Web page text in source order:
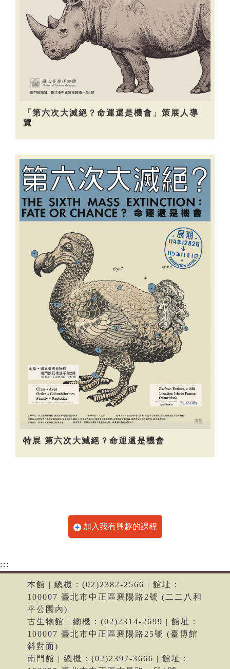
「第六次大滅絕？命運還是機會」策展人導
覽
特展 第六次大滅絕？命運還是機會
加入我有興趣的課程
:::
本館 | 總機：(02)2382-2566 | 館址：
100007 臺北市中正區襄陽路2號 (二二八和
平公園內)
古生物館 | 總機：(02)2314-2699 | 館址：
100007 臺北市中正區襄陽路25號 (臺博館
斜對面)
南門館 | 總機：(02)2397-3666 | 館址：